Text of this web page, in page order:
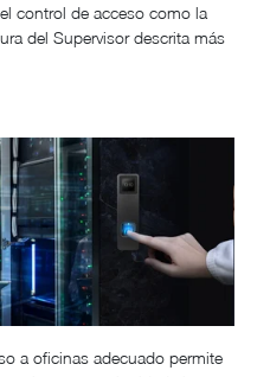
control de acceso como la
del Supervisor descrita más
a oficinas adecuado permite